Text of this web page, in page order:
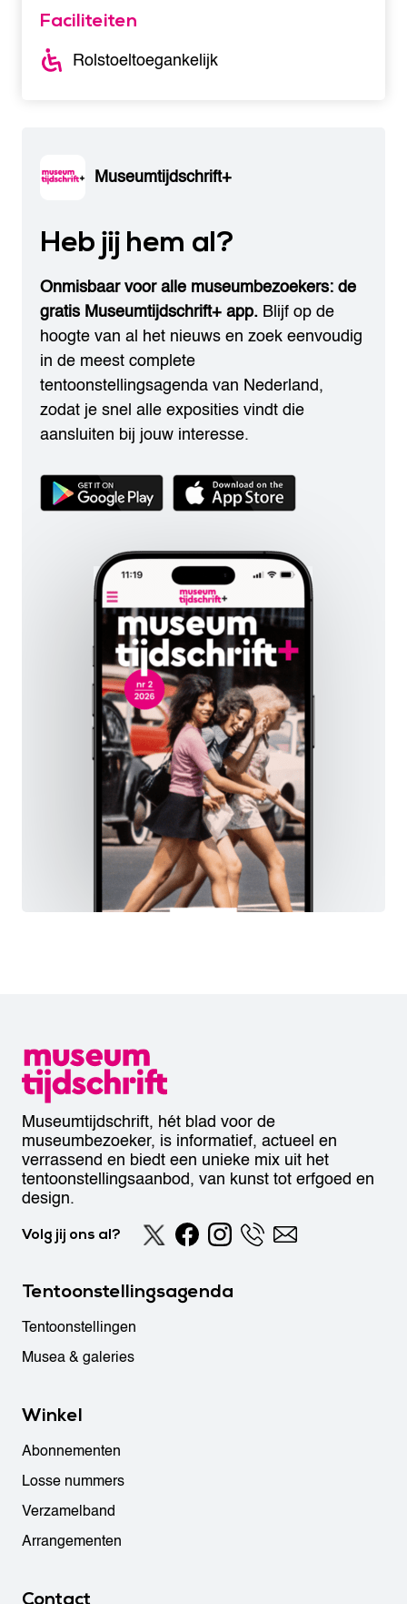
Faciliteiten
Rolstoeltoegankelijk
Museumtijdschrift+
Heb jij hem al?
Onmisbaar voor alle museumbezoekers: de
gratis Museumtijdschrift+ app. Blijf op de
hoogte van al het nieuws en zoek eenvoudig
in de meest complete
tentoonstellingsagenda van Nederland,
zodat je snel alle exposities vindt die
aansluiten bij jouw interesse.
Museumtijdschrift, hét blad voor de
museumbezoeker, is informatief, actueel en
verrassend en biedt een unieke mix uit het
tentoonstellingsaanbod, van kunst tot erfgoed en
design.
Volg jij ons al?
Tentoonstellingsagenda
Tentoonstellingen
Musea & galeries
Winkel
Abonnementen
Losse nummers
Verzamelband
Arrangementen
Contact